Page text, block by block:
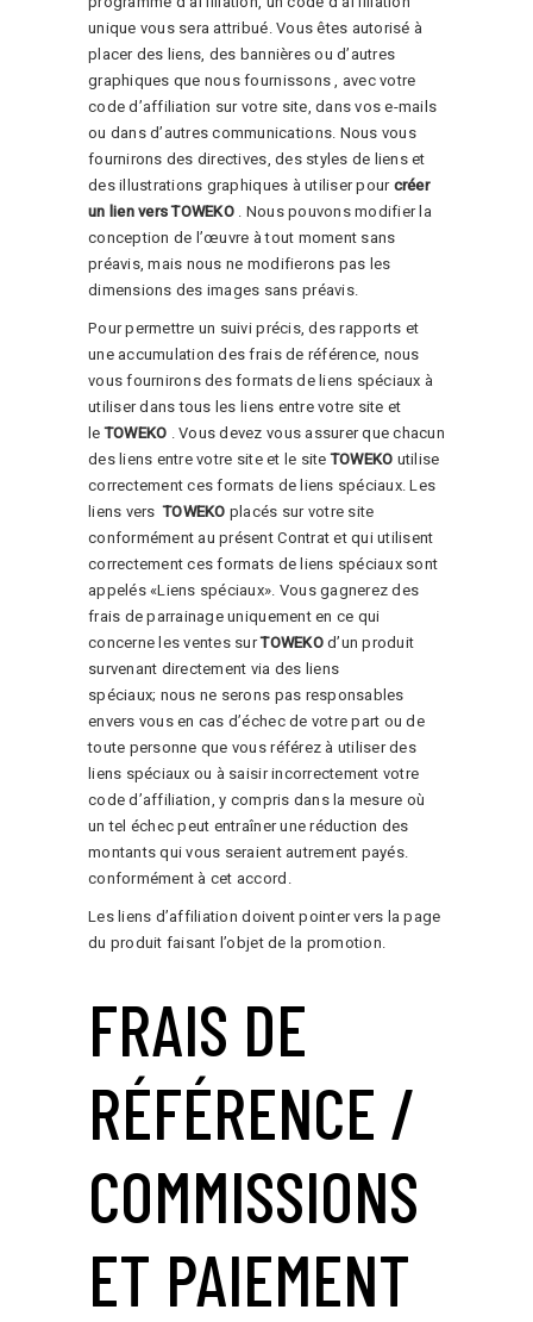
unique vous sera attribué. Vous êtes autorisé à
placer des liens, des bannières ou d’autres
graphiques que nous fournissons , avec votre
code d’affiliation sur votre site, dans vos e-mails
ou dans d’autres communications. Nous vous
fournirons des directives, des styles de liens et
des illustrations graphiques à utiliser pourcréer
un lien versTOWEKO. Nous pouvons modifier la
conception de l’œuvre à tout moment sans
préavis, mais nous ne modifierons pas les
dimensions des images sans préavis.
Pour permettre un suivi précis, des rapports et
une accumulation des frais de référence, nous
vous fournirons des formats de liens spéciaux à
utiliser dans tous les liens entre votre site et
leTOWEKO . Vous devez vous assurer que chacun
des liens entre votre site et le siteTOWEKO utilise
correctement ces formats de liens spéciaux. Les
liens versTOWEKO placés sur votre site
conformément au présent Contrat et qui utilisent
correctement ces formats de liens spéciaux sont
appelés «Liens spéciaux». Vous gagnerez des
frais de parrainage uniquement en ce qui
concerne les ventes surTOWEKOd’un produit
survenant directement via des liens
spéciaux; nous ne serons pas responsables
envers vous en cas d’échec de votre part ou de
toute personne que vous référez à utiliser des
liens spéciaux ou à saisir incorrectement votre
code d’affiliation, y compris dans la mesure où
un tel échec peut entraîner une réduction des
montants qui vous seraient autrement payés.
conformément à cet accord.
Les liens d’affiliation doivent pointer vers la page
du produit faisant l’objet de la promotion.
FRAIS DE
RÉFÉRENCE /
COMMISSIONS
ET PAIEMENT